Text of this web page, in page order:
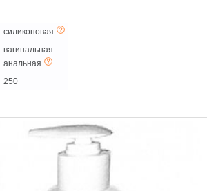
силиконовая
вагинальная
анальная
250